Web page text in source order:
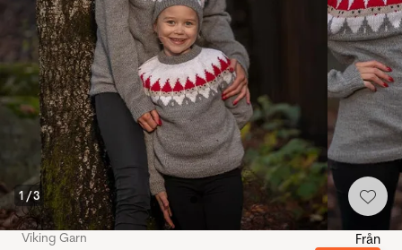
1 /3
Viking Garn Från